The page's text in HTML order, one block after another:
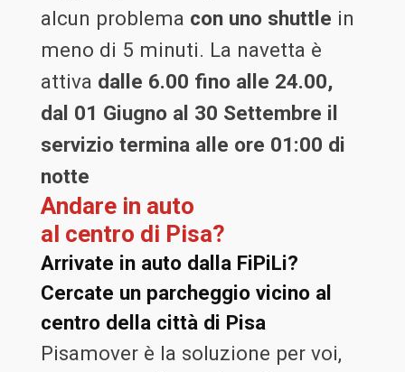
alcun problema con uno shuttle in
meno di 5 minuti. La navetta è
attiva dalle 6.00 fino alle 24.00,
dal 01 Giugno al 30 Settembre il
servizio termina alle ore 01:00 di
notte
Andare in auto
al centro di Pisa?
Arrivate in auto dalla FiPiLi?
Cercate un parcheggio vicino al
centro della città di Pisa
Pisamover è la soluzione per voi,